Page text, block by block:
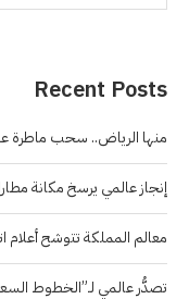
Recent Posts
منها الرياض.. سحب ماطرة على
إنجاز عالمي يرسخ مكانة
معالم المملكة تتوشح أعلام
تصدُّر عالمي لـ”الخطوط